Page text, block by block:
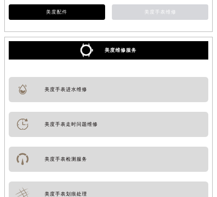
美度配件 美度手表维修
美度维修服务
美度手表进水维修
美度手表走时问题维修
美度手表检测服务
美度手表划痕处理